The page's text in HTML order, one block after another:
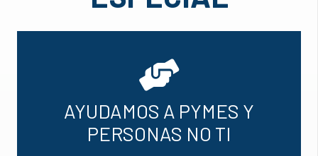
AYUDAMOS A PYMES Y
PERSONAS NO TI